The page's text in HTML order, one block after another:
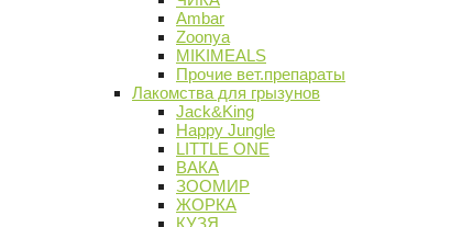
Ambar
Zoonya
MIKIMEALS
Прочие вет.препараты
Лакомства для грызунов
Jack&King
Happy Jungle
LITTLE ONE
ВАКА
ЗООМИР
ЖОРКА
КУЗЯ